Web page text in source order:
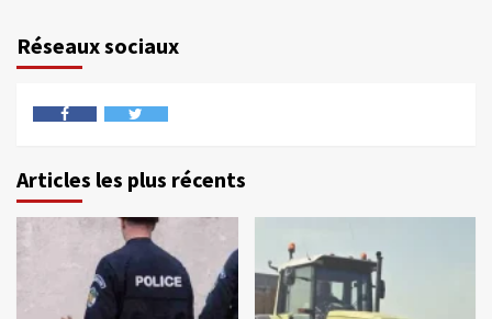
Réseaux sociaux
Articles les plus récents